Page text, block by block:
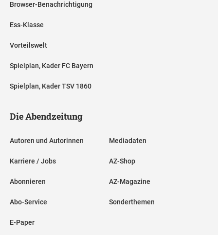
Browser-Benachrichtigung
Ess-Klasse
Vorteilswelt
Spielplan, Kader FC Bayern
Spielplan, Kader TSV 1860
Die Abendzeitung
Autoren und Autorinnen
Karriere / Jobs
Abonnieren
Abo-Service
E-Paper
Mediadaten
AZ-Shop
AZ-Magazine
Sonderthemen